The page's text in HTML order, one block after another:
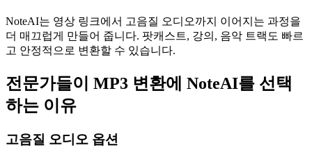
NoteAI는 영상 링크에서 고음질 오디오까지 이어지는 과정을
더 매끄럽게 만들어 줍니다. 팟캐스트, 강의, 음악 트랙도 빠르
고 안정적으로 변환할 수 있습니다.
전문가들이 MP3 변환에 NoteAI를 선택
하는 이유
고음질 오디오 옵션